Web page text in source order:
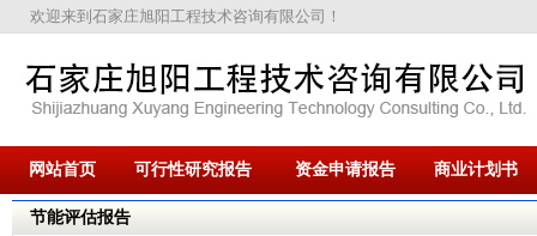
欢迎来到石家庄旭阳工程技术咨询有限公司！
网站首页 可行性研究报告 资金申请报告 商业计划书
节能评估报告